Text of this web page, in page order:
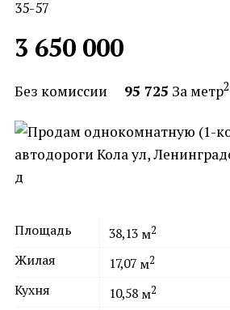
35-57
3 650 000
Без комиссии 95 725 За метр2
Площадь 38,13 м2
Жилая 17,07 м2
Кухня 10,58 м2